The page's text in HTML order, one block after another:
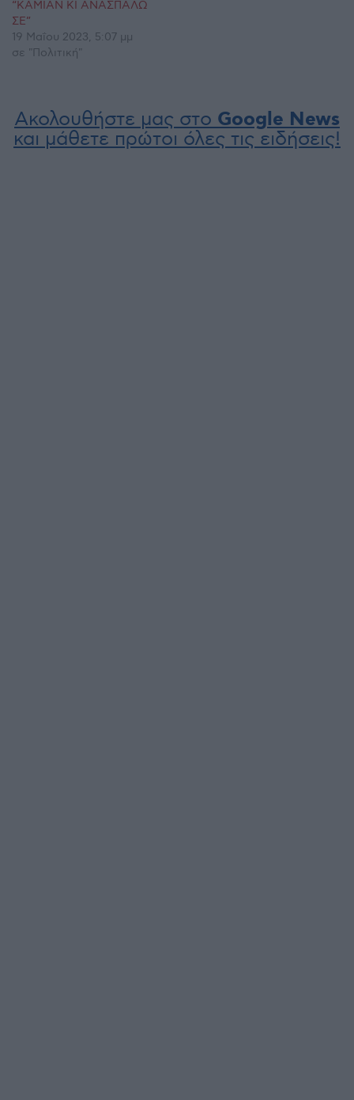
“ΚΑΜΙΑΝ ΚΙ ΑΝΑΣΠΑΛΩ
ΣΕ”
19 Μαΐου 2023, 5:07 μμ
σε "Πολιτική"
Ακολουθήστε μας στο Google News
και μάθετε πρώτοι όλες τις ειδήσεις!